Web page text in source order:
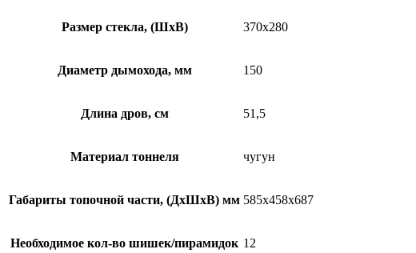
Размер стекла, (ШхВ) 370х280
Диаметр дымохода, мм 150
Длина дров, см 51,5
Материал тоннеля чугун
Габариты топочной части, (ДхШхВ) мм 585х458х687
Необходимое кол-во шишек/пирамидок 12